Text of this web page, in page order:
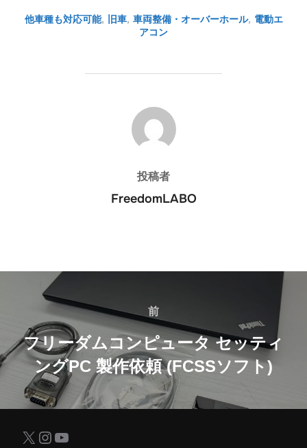
他車種も対応可能, 旧車, 車両整備・オーバーホール, 電動エ
アコン
投稿者
投稿者
FreedomLABO
ナ
ビ
前
前
フリーダムコンピュータ セッティ
ングPC 製作依頼 (FCSSソフト)
X Instagram
YouTube